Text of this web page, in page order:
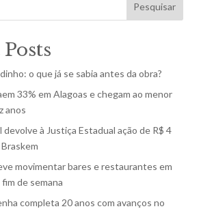
Pesquisar
o que já se sabia antes da obra?
33% em Alagoas e chegam ao menor
anos
devolve à Justiça Estadual ação de R$ 4
movimentar bares e restaurantes em
de semana
completa 20 anos com avanços no